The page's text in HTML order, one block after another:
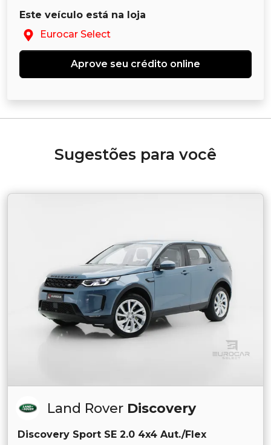
Este veículo está na loja
Eurocar Select
Aprove seu crédito online
Sugestões para você
Land Rover Discovery
Discovery Sport SE 2.0 4x4 Aut./Flex